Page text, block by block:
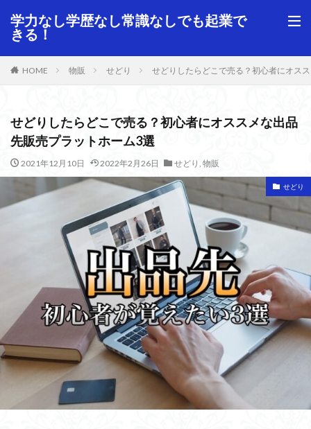
学力なし学歴なし常識なしでも起業で
きる！
HOME 物販 せどり せどりしたらどこで売る？初心者にオス
せどりしたらどこで売る？初心者にオススメな出品
先販売プラットホーム3選
2021年12月10日 2022年2月26日 せどり , 物販
せどり